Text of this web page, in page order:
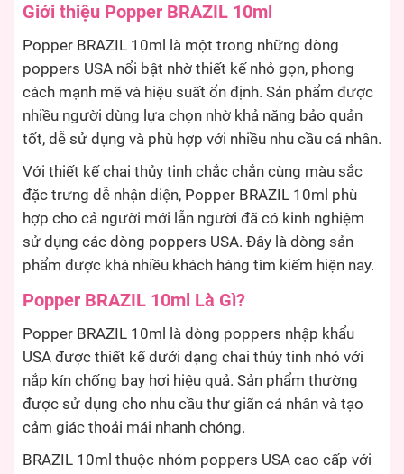
Giới thiệu Popper BRAZIL 10ml
Popper BRAZIL 10ml là một trong những dòng
poppers USA nổi bật nhờ thiết kế nhỏ gọn, phong
cách mạnh mẽ và hiệu suất ổn định. Sản phẩm được
nhiều người dùng lựa chọn nhờ khả năng bảo quản
tốt, dễ sử dụng và phù hợp với nhiều nhu cầu cá nhân.
Với thiết kế chai thủy tinh chắc chắn cùng màu sắc
đặc trưng dễ nhận diện, Popper BRAZIL 10ml phù
hợp cho cả người mới lẫn người đã có kinh nghiệm
sử dụng các dòng poppers USA. Đây là dòng sản
phẩm được khá nhiều khách hàng tìm kiếm hiện nay.
Popper BRAZIL 10ml Là Gì?
Popper BRAZIL 10ml là dòng poppers nhập khẩu
USA được thiết kế dưới dạng chai thủy tinh nhỏ với
nắp kín chống bay hơi hiệu quả. Sản phẩm thường
được sử dụng cho nhu cầu thư giãn cá nhân và tạo
cảm giác thoải mái nhanh chóng.
BRAZIL 10ml thuộc nhóm poppers USA cao cấp với